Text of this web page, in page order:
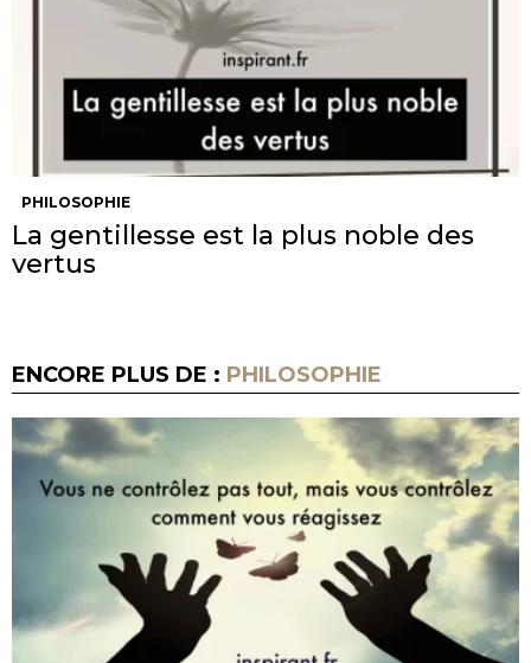
PHILOSOPHIE
La gentillesse est la plus noble des
vertus
ENCORE PLUS DE : PHILOSOPHIE